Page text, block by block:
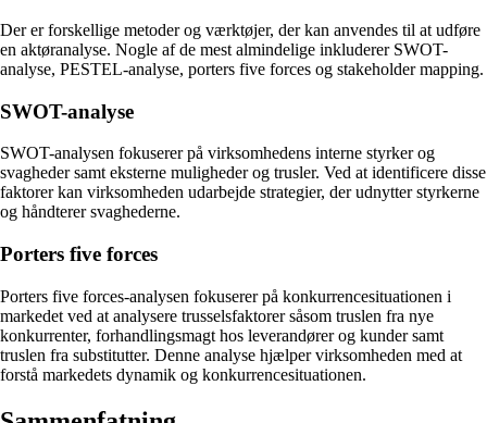
Der er forskellige metoder og værktøjer, der kan anvendes til at udføre
en aktøranalyse. Nogle af de mest almindelige inkluderer SWOT-
analyse, PESTEL-analyse, porters five forces og stakeholder mapping.
SWOT-analyse
SWOT-analysen fokuserer på virksomhedens interne styrker og
svagheder samt eksterne muligheder og trusler. Ved at identificere disse
faktorer kan virksomheden udarbejde strategier, der udnytter styrkerne
og håndterer svaghederne.
Porters five forces
Porters five forces-analysen fokuserer på konkurrencesituationen i
markedet ved at analysere trusselsfaktorer såsom truslen fra nye
konkurrenter, forhandlingsmagt hos leverandører og kunder samt
truslen fra substitutter. Denne analyse hjælper virksomheden med at
forstå markedets dynamik og konkurrencesituationen.